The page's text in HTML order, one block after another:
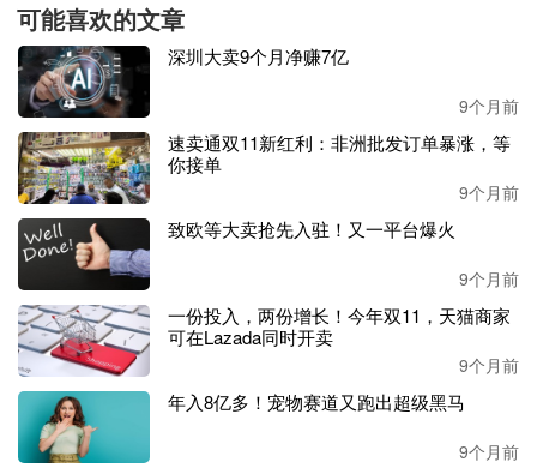
音频品牌Soundcore与投影设备Nebula两大技术力量的首款
融合产品。
今年8月下旬，安克创新
Nebula投影
产品线并入Soundcore品牌，推出联合产品线，Soundcore Ne
bula X1 Pro移动影院投影仪正是这一战略的首个成果。
可以从产品说明中看到，该产品完美融合了两大品牌的优
势，画质方面，
Vision HDR及Rec.2020级广色域，可投射出最大300英寸的
细腻大屏；音频方面，它内置约400W总功率的全景声系
统，可通过自动音场校准为用户带来沉浸式的立体声场
此外，销售方案也是亮点之一。
Soundcore Nebula X1 Pro
2999美元，同时还
可能喜欢的文章
深圳大卖9个月净赚7亿
9个月前
速卖通双11新红利：非洲批发订单暴涨，等
你接单
9个月前
致欧等大卖抢先入驻！又一平台爆火
9个月前
一份投入，两份增长！今年双11，天猫商家
可在Lazada同时开卖
9个月前
年入8亿多！宠物赛道又跑出超级黑马
9个月前